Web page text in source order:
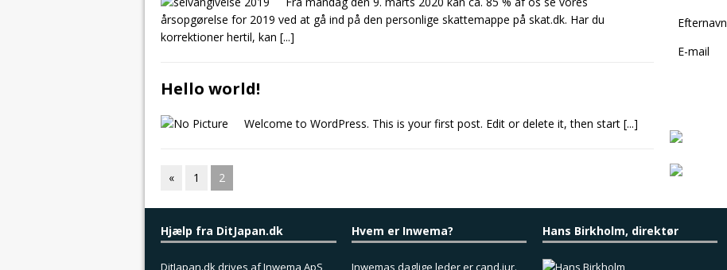
årsopgørelse for 2019 ved at gå ind på den personlige skattemappe på skat.dk. Har du
korrektioner hertil, kan [...]
Hello world!
Welcome to WordPress. This is your first post. Edit or delete it, then start [...]
« 1 2
Efternavn
E-mail
Hjælp fra DitJapan.dk
DitJapan.dk drives af Inwema ApS,
Hvem er Inwema?
Inwemas daglige leder er cand.jur.
Hans Birkholm, direktør